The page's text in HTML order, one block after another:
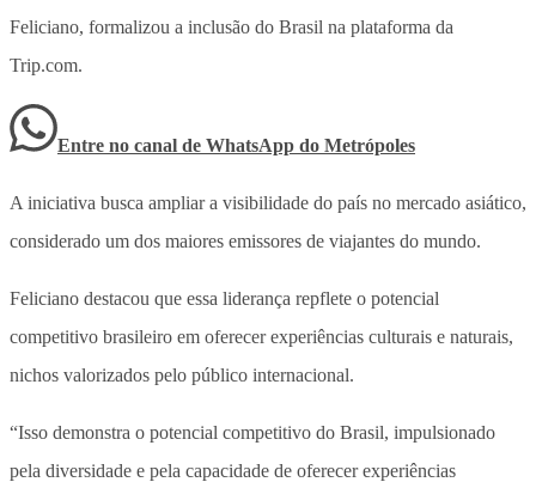
Feliciano, formalizou a inclusão do Brasil na plataforma da
Trip.com.
Entre no canal de WhatsApp do Metrópoles
A iniciativa busca ampliar a visibilidade do país no mercado asiático,
considerado um dos maiores emissores de viajantes do mundo.
Feliciano destacou que essa liderança repflete o potencial
competitivo brasileiro em oferecer experiências culturais e naturais,
nichos valorizados pelo público internacional.
“Isso demonstra o potencial competitivo do Brasil, impulsionado
pela diversidade e pela capacidade de oferecer experiências